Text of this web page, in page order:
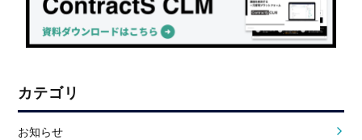
カテゴリ
お知らせ